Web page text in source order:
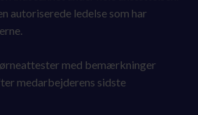
autoriserede ledelse som har
med bemærkninger
medarbejderens sidste